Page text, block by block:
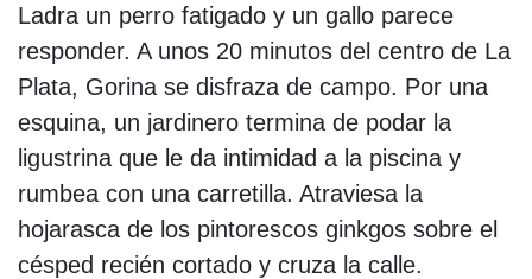
Ladra un perro fatigado y un gallo parece
responder. A unos 20 minutos del centro de La
Plata, Gorina se disfraza de campo. Por una
esquina, un jardinero termina de podar la
ligustrina que le da intimidad a la piscina y
rumbea con una carretilla. Atraviesa la
hojarasca de los pintorescos ginkgos sobre el
césped recién cortado y cruza la calle.